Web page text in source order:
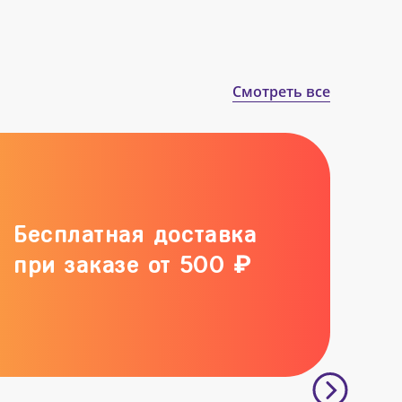
Смотреть все
Бесплатная доставка
при заказе от 500 ₽